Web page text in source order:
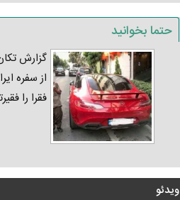
حتما بخوانید
گزارش
از سفره
فقرا را
ویدئو